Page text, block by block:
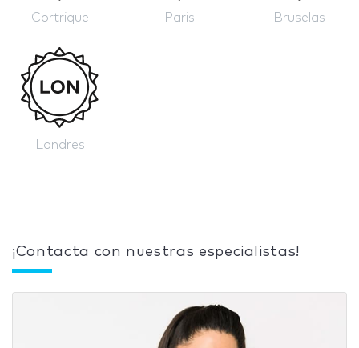
Cortrique Paris Bruselas
Londres
¡Contacta con nuestras especialistas!